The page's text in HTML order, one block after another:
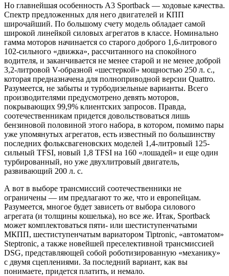
Но главнейшая особенность A3 Sportback — ходовые качества.
Спектр предложенных для него двигателей и КПП
широчайший. По большому счету модель обладает самой
широкой линейкой силовых агрегатов в классе. Номинально
гамма моторов начинается со старого доброго 1,6-литрового
102-сильного «движка», рассчитанного на спокойного
водителя, и заканчивается не менее старой и не менее доброй
3,2-литровой V-образной «шестеркой» мощностью 250 л. с.,
которая предназначена для полноприводной версии Quattro.
Разумеется, не забыты и турбодизельные варианты. Всего
производителями предусмотрено девять моторов,
покрывающих 99,9% клиентских запросов. Правда,
соотечественникам придется довольствоваться лишь
бензиновой половиной этого набора, в котором, помимо пары
уже упомянутых агрегатов, есть известный по большинству
последних фольксвагеновских моделей 1,4-литровый 125-
сильный ТFSI, новый 1,8 TFSI на 160 «лошадей» и еще один
турбированный, но уже двухлитровый двигатель,
развивающий 200 л. с.
А вот в выборе трансмиссий соотечественники не
ограничены — им предлагают то же, что и европейцам.
Разумеется, многое будет зависеть от выбора силового
агрегата (и толщины кошелька), но все же. Итак, Sportback
может комплектоваться пяти- или шестиступенчатыми
МКПП, шестиступенчатым вариатором Tiptronic, «автоматом»
Steptronic, а также новейшей преселективной трансмиссией
DSG, представляющей собой роботизированную «механику»
с двумя сцеплениями. За последний вариант, как вы
понимаете, придется платить, и немало.